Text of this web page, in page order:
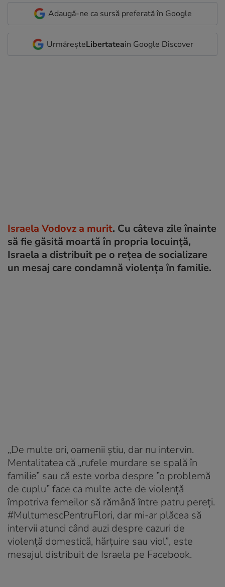
Adaugă-ne ca sursă preferată în Google
UrmăreșteLibertateain Google Discover
Israela Vodovz a murit. Cu câteva zile înainte
să fie găsită moartă în propria locuinţă,
Israela a distribuit pe o reţea de socializare
un mesaj care condamnă violenţa în familie.
„De multe ori, oamenii știu, dar nu intervin.
Mentalitatea că „rufele murdare se spală în
familie” sau că este vorba despre ”o problemă
de cuplu” face ca multe acte de violență
împotriva femeilor să rămână între patru pereți.
#MultumescPentruFlori, dar mi-ar plăcea să
intervii atunci când auzi despre cazuri de
violență domestică, hărțuire sau viol”, este
mesajul distribuit de Israela pe Facebook.